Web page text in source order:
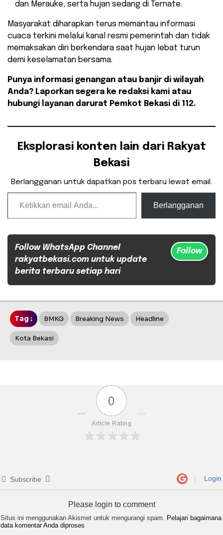
dan Merauke, serta hujan sedang di Ternate.
​Masyarakat diharapkan terus memantau informasi
cuaca terkini melalui kanal resmi pemerintah dan tidak
memaksakan diri berkendara saat hujan lebat turun
demi keselamatan bersama.
Punya informasi genangan atau banjir di wilayah
Anda? Laporkan segera ke redaksi kami atau
hubungi layanan darurat Pemkot Bekasi di 112.
Eksplorasi konten lain dari Rakyat
Bekasi
Berlangganan untuk dapatkan pos terbaru lewat email.
Ketikkan email Anda...
Berlangganan
Follow WhatsApp Channel
rakyatbekasi.com untuk update
berita terbaru setiap hari
Follow
Tag : BMKG Breaking News Headline
Kota Bekasi
0
Article Rating
Subscribe Login
Please login to comment
Situs ini menggunakan Akismet untuk mengurangi spam.
Pelajari bagaimana
data komentar Anda diproses